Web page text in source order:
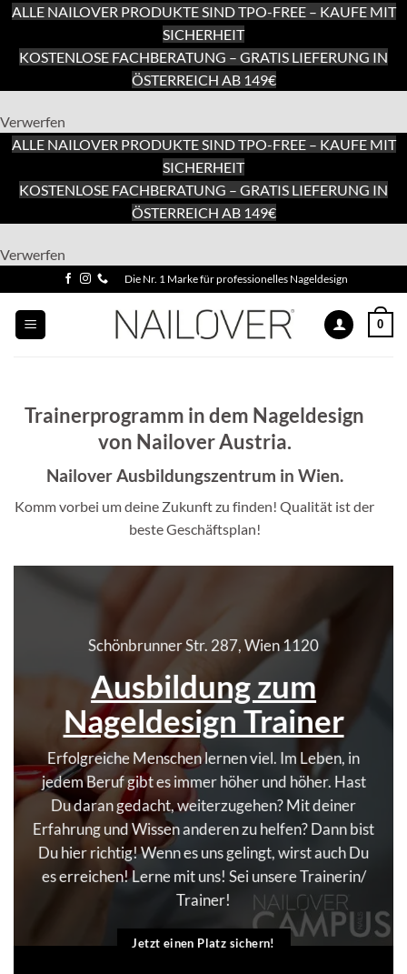
ALLE NAILOVER PRODUKTE SIND TPO-FREE – KAUFE MIT
SICHERHEIT
KOSTENLOSE FACHBERATUNG – GRATIS LIEFERUNG IN
ÖSTERREICH AB 149€
Verwerfen
ALLE NAILOVER PRODUKTE SIND TPO-FREE – KAUFE MIT
SICHERHEIT
KOSTENLOSE FACHBERATUNG – GRATIS LIEFERUNG IN
ÖSTERREICH AB 149€
Verwerfen
Inhalt
Inhalt
springen
Die Nr. 1 Marke für professionelles Nageldesign
0
Trainerprogramm in dem Nageldesign
von Nailover Austria.
Nailover Ausbildungszentrum in Wien.
Komm vorbei um deine Zukunft zu finden! Qualität ist der
beste Geschäftsplan!
Schönbrunner Str. 287, Wien 1120
Ausbildung zum
Nageldesign Trainer
Erfolgreiche Menschen lernen viel. Im Leben, in
jedem Beruf gibt es immer höher und höher. Hast
Du daran gedacht, weiterzugehen? Mit deiner
Erfahrung und Wissen anderen zu helfen? Dann bist
Du hier richtig! Wenn es uns gelingt, wirst auch Du
es erreichen! Lerne mit uns! Sei unsere Trainerin/
Trainer!
Jetzt einen Platz sichern!